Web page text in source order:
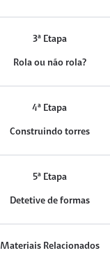
3ª Etapa
Rola ou não rola?
4ª Etapa
Construindo torres
5ª Etapa
Detetive de formas
Materiais Relacionados